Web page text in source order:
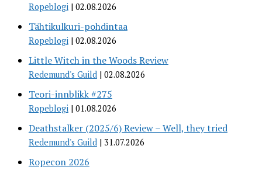
Ropeblogi 02.08.2026
Tähtikulkuri-pohdintaa
Ropeblogi 02.08.2026
Little Witch in the Woods Review
Redemund's Guild 02.08.2026
Teori-innblikk #275
Ropeblogi 01.08.2026
Deathstalker (2025/6) Review – Well, they tried
Redemund's Guild 31.07.2026
Ropecon 2026